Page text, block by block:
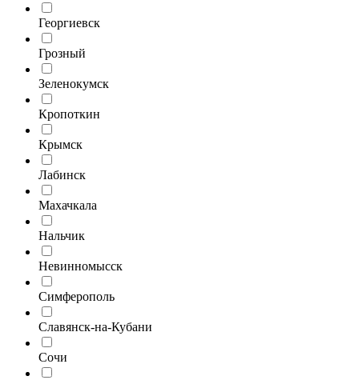
Георгиевск
Грозный
Зеленокумск
Кропоткин
Крымск
Лабинск
Махачкала
Нальчик
Невинномысск
Симферополь
Славянск-на-Кубани
Сочи